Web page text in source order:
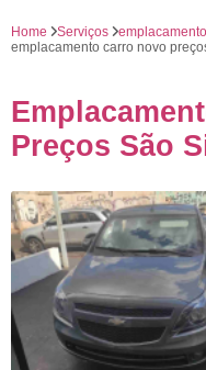
Home Serviços
emplacamento carro novo
Preços São